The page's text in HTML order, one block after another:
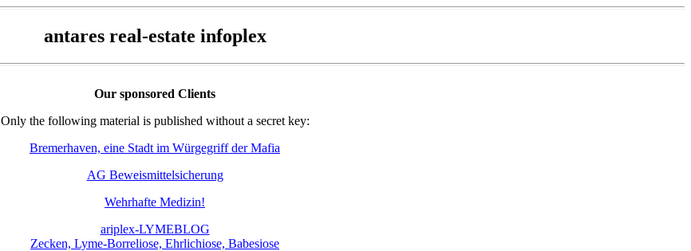
antares real-estate infoplex
Our sponsored Clients
Only the following material is published without a secret key:
Bremerhaven, eine Stadt im Würgegriff der Mafia
AG Beweismittelsicherung
Wehrhafte Medizin!
ariplex-LYMEBLOG
Zecken, Lyme-Borreliose, Ehrlichiose, Babesiose